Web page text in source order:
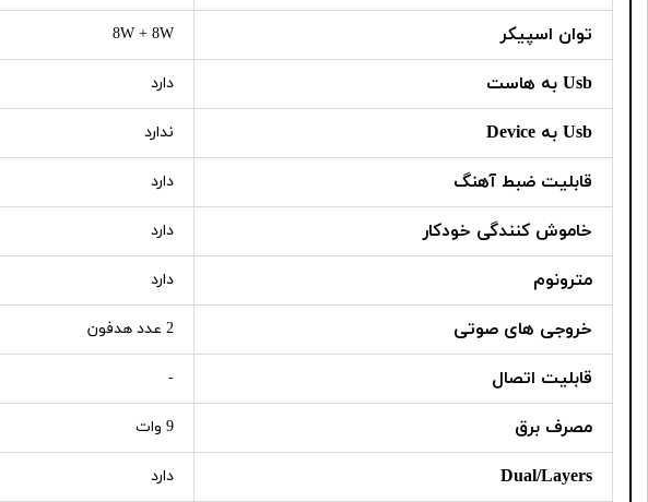
توان اسپیکر 8W + 8W
Usb به هاست دارد
Usb به Device ندارد
قابلیت ضبط آهنگ دارد
خاموش کنندگی خودکار دارد
مترونوم دارد
خروجی های صوتی 2 عدد هدفون
قابلیت اتصال -
مصرف برق 9 وات
Dual/Layers دارد